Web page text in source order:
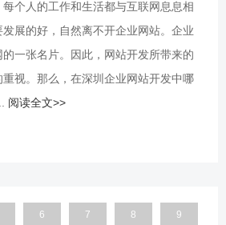
个人的工作和生活都与互联网息息相
展的好，自然离不开企业网站。企业
一张名片。因此，网站开发所带来的
视。那么，在深圳企业网站开发中哪
阅读全文>>
6 7 8 9